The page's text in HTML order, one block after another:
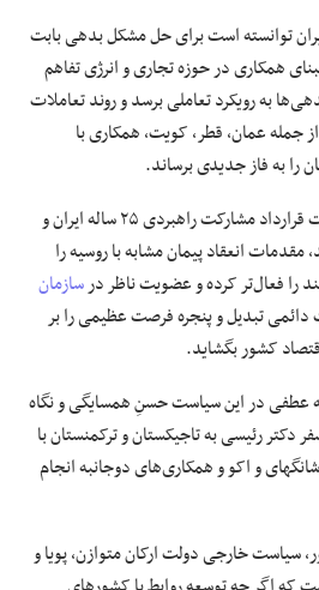
توانسته است برای حل مشکل بدهی بابت
همکاری در حوزه تجاری و انرژی تفاهم
به رویکرد تعاملی برسد و روند تعاملات
از جمله عمان، قطر، کویت، همکاری با
را به فاز جدیدی برساند.
دستگاه دیپلماسی توانسته است قرارداد مشارکت راهبردی ۲۵ ساله ایران و
مقدمات انعقاد پیمان مشابه با روسیه را
را فعال‌تر کرده و عضویت ناظر درسازمان
دائمی تبدیل و پنجره فرصت عظیمی را بر
کشور بگشاید.
عطفی در این سیاست حسنِ همسایگی و نگاه
دکتر رئیسی به تاجیکستان و ترکمنستان با
و اکو و همکاری‌های دوجانبه انجام
سیاست خارجی دولت ارکان متوازن، پویا و